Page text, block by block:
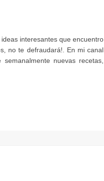
interesantes que encuentro
no te defraudará!. En mi canal
nuevas recetas,